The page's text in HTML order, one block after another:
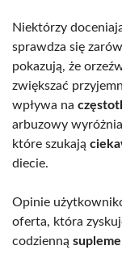
Niektórzy
sprawdza się
pokazują, że
zwiększać
wpływa na
arbuzowy
które szukają
diecie.
Opinie
oferta, która
codzienną